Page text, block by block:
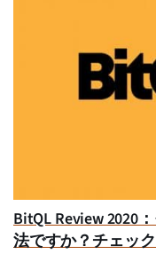
BitQL Review 2020
法ですか？チェッ